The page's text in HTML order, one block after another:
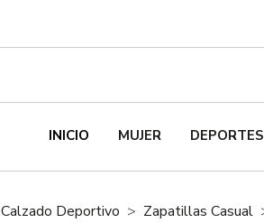
INICIO MUJER DEPORTES
Calzado Deportivo Zapatillas Casual